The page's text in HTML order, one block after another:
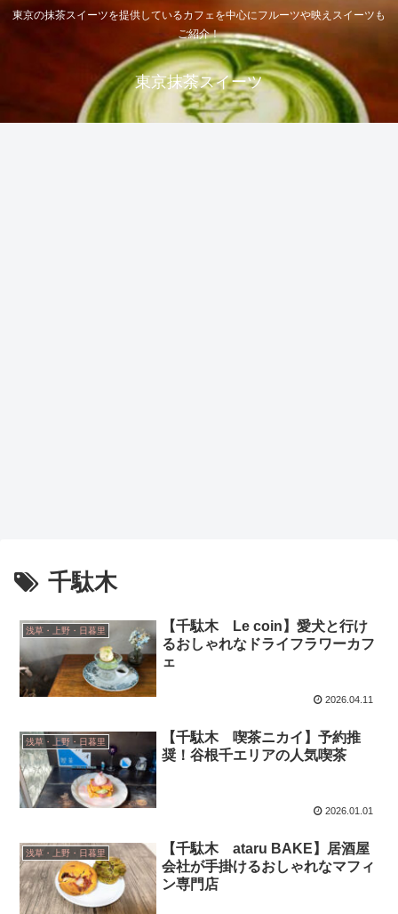
東京の抹茶スイーツを提供しているカフェを中心にフルーツや映えスイーツも
ご紹介！
東京抹茶スイーツ
千駄木
浅草・上野・日暮里
【千駄木 Le coin】愛犬と行け
るおしゃれなドライフラワーカフ
ェ
2026.04.11
浅草・上野・日暮里
【千駄木 喫茶ニカイ】予約推
奨！谷根千エリアの人気喫茶
2026.01.01
浅草・上野・日暮里
【千駄木 ataru BAKE】居酒屋
会社が手掛けるおしゃれなマフィ
ン専門店